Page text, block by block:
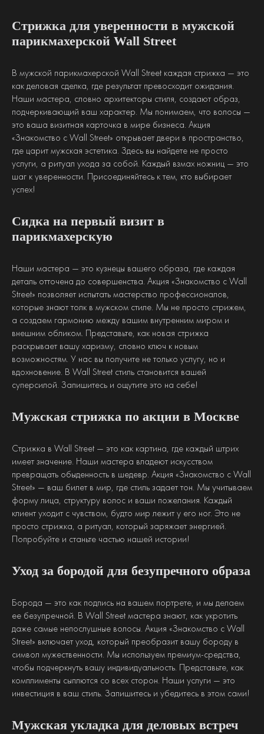
Стрижка для уверенности в мужской
парикмахерской Wall Street
В мужской парикмахерской Wall Street каждая стрижка — это
как деловая сделка, где результат превосходит ожидания.
Наши мастера, словно архитекторы стиля, создают образ,
подчеркивающий ваш характер. Мы понимаем, что волосы —
это ваша визитная карточка в мире бизнеса. Акция
«Знакомство с Wall Street» открывает двери в пространство,
где царит мужская эстетика. Здесь вы найдете не просто
услуги, а ритуал ухода за собой. Каждый взмах ножниц — это
шаг к уверенности. Присоединяйтесь к тем, кто выбирает
успех!
Сидка на первый визит в
парикмахерскую
Наши мастера — это кузнецы вашего образа, где каждая
деталь отточена до совершенства. Акция «Знакомство с Wall
Street» позволяет испытать мастерство профессионалов,
которые знают толк в мужском стиле. Мы не просто стрижем,
а создаем гармонию между вашим внутренним миром и
внешним обликом. Представьте, как новая стрижка
раскрывает вашу харизму, словно ключ к новым
возможностям. У нас вы получите не только услугу, но и
вдохновение. В Wall Street стиль становится вашей
суперсилой. Запишитесь и ощутите это на себе!
Мужская стрижка по акции в Москве
Стрижка в Wall Street — это как картина, где каждый штрих
имеет значение. Наши мастера владеют искусством
превращать обыденность в шедевр. Акция «Знакомство с Wall
Street» — ваш билет в мир, где стиль задает тон. Мы учитываем
форму лица, структуру волос и ваши пожелания. Каждый
клиент уходит с чувством, будто мир лежит у его ног. Это не
просто стрижка, а ритуал, который заряжает энергией.
Попробуйте и станьте частью нашей истории!
Уход за бородой для безупречного образа
Борода — это как подпись на вашем портрете, и мы делаем
ее безупречной. В Wall Street мастера знают, как укротить
даже самые непослушные волосы. Акция «Знакомство с Wall
Street» включает уход, который преобразит вашу бороду в
символ мужественности. Мы используем премиум-средства,
чтобы подчеркнуть вашу индивидуальность. Представьте, как
комплименты сыплются со всех сторон. Наши услуги — это
инвестиция в ваш стиль. Запишитесь и убедитесь в этом сами!
Мужская укладка для деловых встреч